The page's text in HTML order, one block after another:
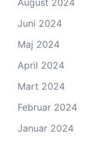
August 2024
Juni 2024
Maj 2024
April 2024
Mart 2024
Februar 2024
Januar 2024